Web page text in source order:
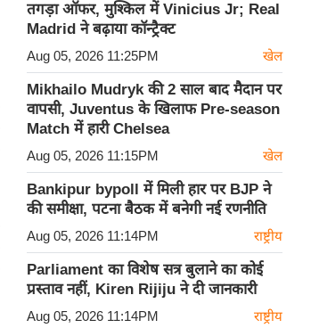
तगड़ा ऑफर, मुश्किल में Vinicius Jr; Real
Madrid ने बढ़ाया कॉन्ट्रैक्ट
Aug 05, 2026 11:25PM खेल
Mikhailo Mudryk की 2 साल बाद मैदान पर
वापसी, Juventus के खिलाफ Pre-season
Match में हारी Chelsea
Aug 05, 2026 11:15PM खेल
Bankipur bypoll में मिली हार पर BJP ने
की समीक्षा, पटना बैठक में बनेगी नई रणनीति
Aug 05, 2026 11:14PM राष्ट्रीय
Parliament का विशेष सत्र बुलाने का कोई
प्रस्ताव नहीं, Kiren Rijiju ने दी जानकारी
Aug 05, 2026 11:14PM राष्ट्रीय